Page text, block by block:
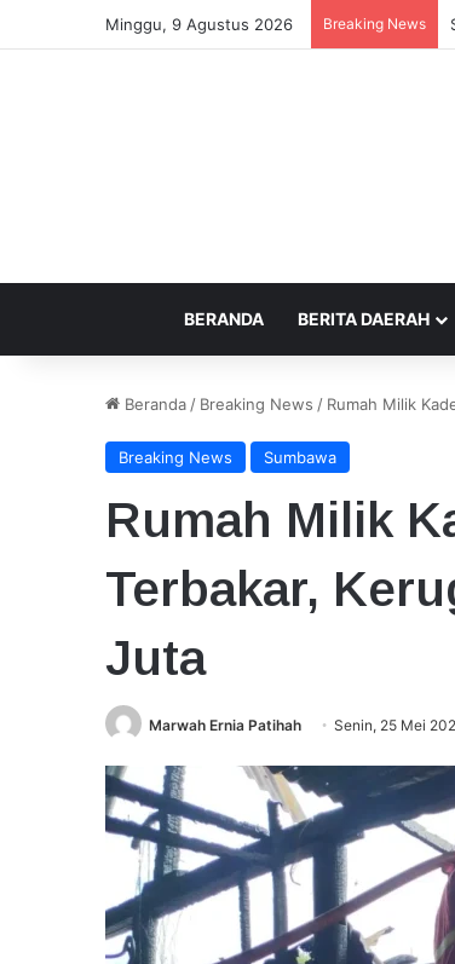
Minggu, 9 Agustus 2026 Breaking News
BERANDA BERITA DAERAH
Beranda / Breaking News / Rumah Milik
Breaking News Sumbawa
Rumah Milik
Terbakar,
Juta
Marwah Ernia Patihah Senin, 25 Mei